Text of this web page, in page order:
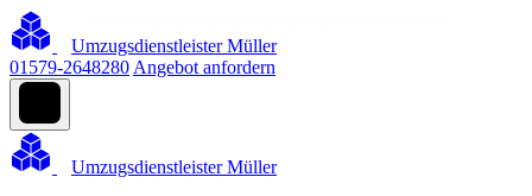
Umzugsdienstleister Müller
01579-2648280 Angebot anfordern
Umzugsdienstleister Müller